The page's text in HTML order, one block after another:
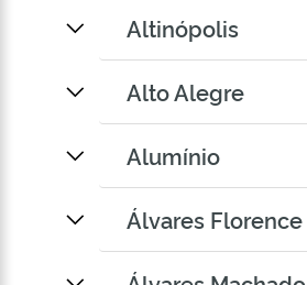
Altinópolis
Alto Alegre
Alumínio
Álvares Florence